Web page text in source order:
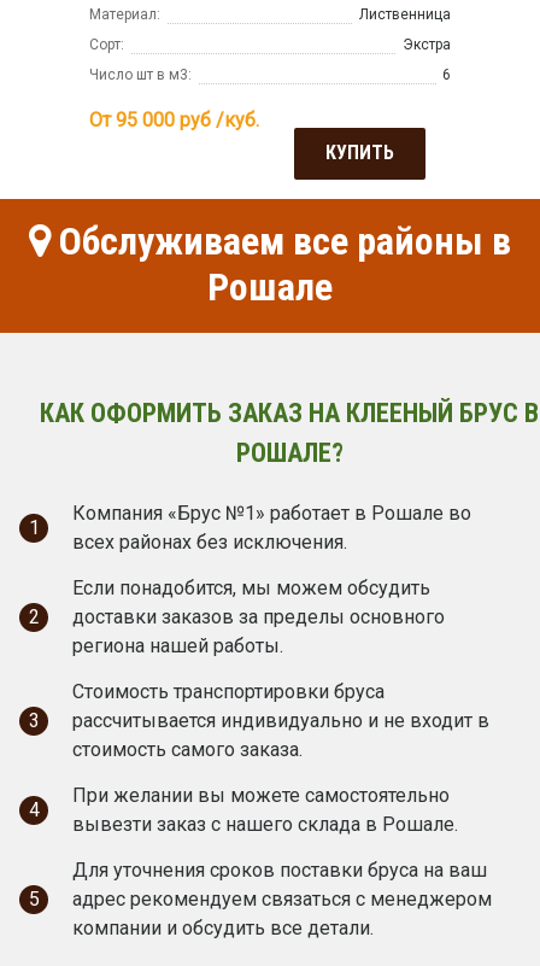
Материал:
Лиственница
Сорт:
Экстра
Число шт в м3:
6
От 95 000 руб /куб.
КУПИТЬ
Обслуживаем все районы в
Рошале
КАК ОФОРМИТЬ ЗАКАЗ НА КЛЕЕНЫЙ БРУС В
РОШАЛЕ?
1
Компания «Брус №1» работает в Рошале во
всех районах без исключения.
2
Если понадобится, мы можем обсудить
доставки заказов за пределы основного
региона нашей работы.
3
Стоимость транспортировки бруса
рассчитывается индивидуально и не входит в
стоимость самого заказа.
4
При желании вы можете самостоятельно
вывезти заказ с нашего склада в Рошале.
5
Для уточнения сроков поставки бруса на ваш
адрес рекомендуем связаться с менеджером
компании и обсудить все детали.